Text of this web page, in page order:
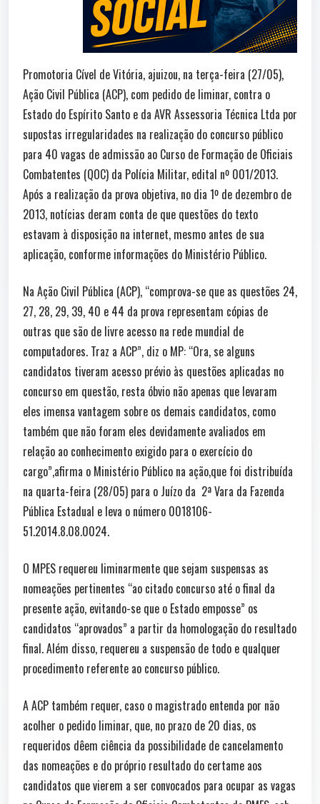
Promotoria Cível de Vitória, ajuizou, na terça-feira (27/05),
Ação Civil Pública (ACP), com pedido de liminar, contra o
Estado do Espírito Santo e da AVR Assessoria Técnica Ltda por
supostas irregularidades na realização do concurso público
para 40 vagas de admissão ao Curso de Formação de Oficiais
Combatentes (QOC) da Polícia Militar, edital nº 001/2013.
Após a realização da prova objetiva, no dia 1º de dezembro de
2013, notícias deram conta de que questões do texto
estavam à disposição na internet, mesmo antes de sua
aplicação, conforme informações do Ministério Público.
Na Ação Civil Pública (ACP), “comprova-se que as questões 24,
27, 28, 29, 39, 40 e 44 da prova representam cópias de
outras que são de livre acesso na rede mundial de
computadores. Traz a ACP”, diz o MP: “Ora, se alguns
candidatos tiveram acesso prévio às questões aplicadas no
concurso em questão, resta óbvio não apenas que levaram
eles imensa vantagem sobre os demais candidatos, como
também que não foram eles devidamente avaliados em
relação ao conhecimento exigido para o exercício do
cargo”,afirma o Ministério Público na ação,que foi distribuída
na quarta-feira (28/05) para o Juízo da 2ª Vara da Fazenda
Pública Estadual e leva o número 0018106-
51.2014.8.08.0024.
O MPES requereu liminarmente que sejam suspensas as
nomeações pertinentes “ao citado concurso até o final da
presente ação, evitando-se que o Estado emposse” os
candidatos “aprovados” a partir da homologação do resultado
final. Além disso, requereu a suspensão de todo e qualquer
procedimento referente ao concurso público.
A ACP também requer, caso o magistrado entenda por não
acolher o pedido liminar, que, no prazo de 20 dias, os
requeridos dêem ciência da possibilidade de cancelamento
das nomeações e do próprio resultado do certame aos
candidatos que vierem a ser convocados para ocupar as vagas